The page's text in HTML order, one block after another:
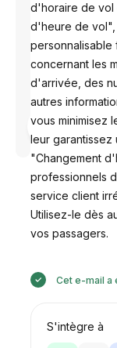
Conçu par
d'horaire de vol
d'heure de vol",
personnalisable
concernant les
d'arrivée, des
autres
vous minimisez
leur garantissez
"Changement
professionnels
service client
Utilisez-le dès
vos passagers.
Cet e-mail a
S'intègre à